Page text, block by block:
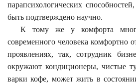
парапсихологических
быть подтверждено научно.
К тому же у комфорта
современного человека комфортно
проявлениях, так, сотрудник
окружают кондиционеры, чистые
варки кофе, может жить в